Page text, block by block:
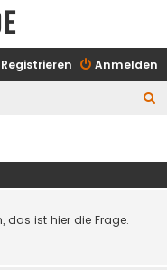
Anmelden
Registrieren
e
das ist hier die Frage.